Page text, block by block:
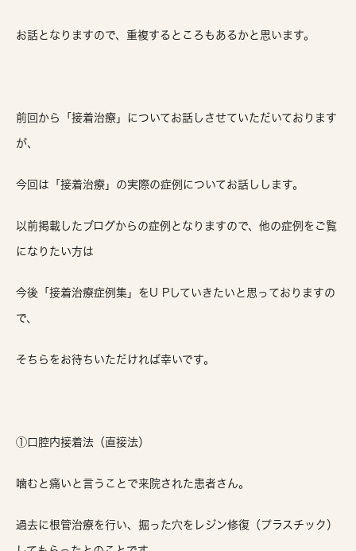
お話となりますので、重複するところもあるかと思います。
前回から「接着治療」についてお話しさせていただいております
が、
今回は「接着治療」の実際の症例についてお話しします。
以前掲載したブログからの症例となりますので、他の症例をご覧
になりたい方は
今後「接着治療症例集」をU Pしていきたいと思っておりますの
で、
そちらをお待ちいただければ幸いです。
①口腔内接着法（直接法）
噛むと痛いと言うことで来院された患者さん。
過去に根管治療を行い、掘った穴をレジン修復（プラスチック）